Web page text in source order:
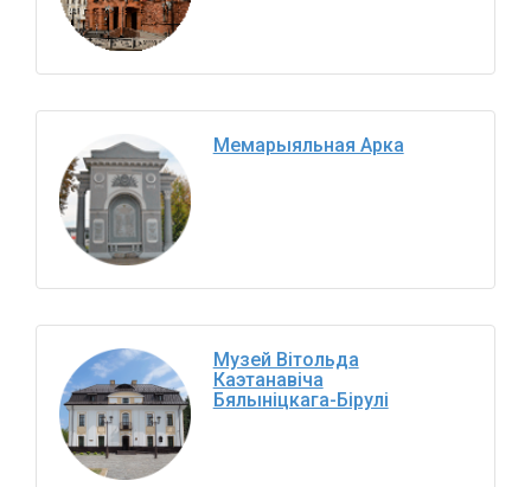
Мемарыяльная Арка
Музей Вітольда
Каэтанавіча
Бялыніцкага-Бірулі